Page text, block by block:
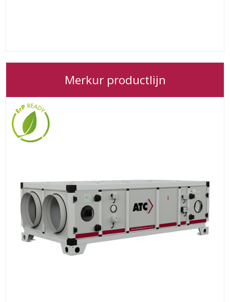
Merkur productlijn